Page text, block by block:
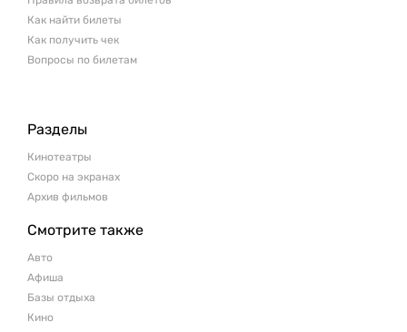
Как найти билеты
Как получить чек
Вопросы по билетам
Разделы
Кинотеатры
Скоро на экранах
Архив фильмов
Смотрите также
Авто
Афиша
Базы отдыха
Кино